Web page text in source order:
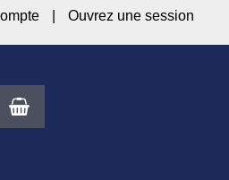
Ouvrez une session
Panier